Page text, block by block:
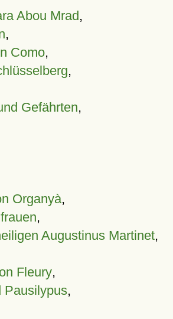
Abou Mrad,
,
Como,
,
Gefährten,
Organyà,
,
Augustinus Martinet,
Fleury,
Pausilypus,